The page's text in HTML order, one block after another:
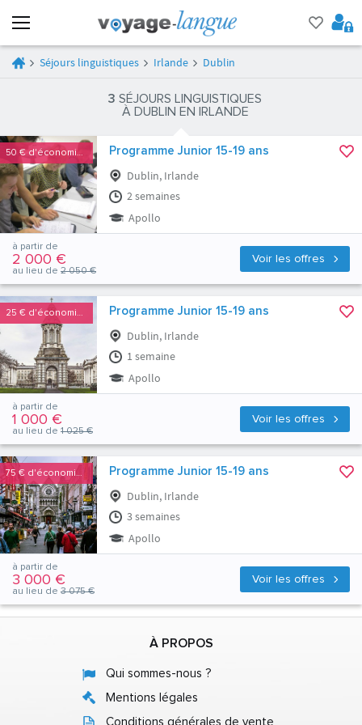
Séjours linguistiques Irlande Dublin
3 SÉJOURS LINGUISTIQUES
À DUBLIN EN IRLANDE
50 €d'économies Programme Junior 15-19 ans
Dublin, Irlande
2 semaines
Apollo
Voir les offres
à partir de
2 000 €
au lieu de 2 050 €
25 € d'économies Programme Junior 15-19 ans
Dublin, Irlande
1 semaine
Apollo
Voir les offres
à partir de
1 000 €
au lieu de 1 025 €
75 € d'économies Programme Junior 15-19 ans
Dublin, Irlande
3 semaines
Apollo
Voir les offres
à partir de
3 000 €
au lieu de 3 075 €
À PROPOS
Qui sommes-nous ?
Mentions légales
Conditions générales de vente